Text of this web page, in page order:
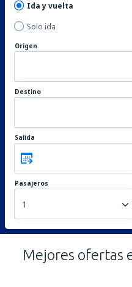
Ida y vuelta
Solo ida
Origen
Destino
Salida
Pasajeros
1
Mejores ofertas